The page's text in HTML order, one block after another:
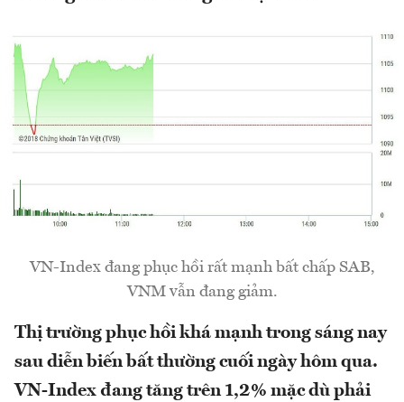
VN-Index đang phục hồi rất mạnh bất chấp SAB,
VNM vẫn đang giảm.
Thị trường phục hồi khá mạnh trong sáng nay
sau diễn biến bất thường cuối ngày hôm qua.
VN-Index đang tăng trên 1,2% mặc dù phải